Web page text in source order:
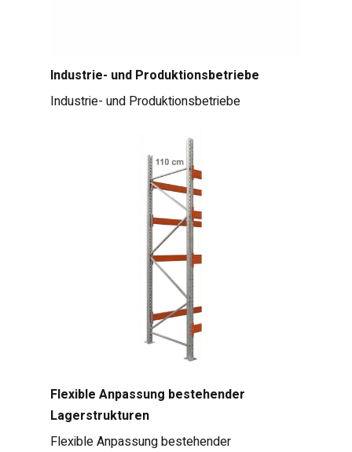
Industrie- und Produktionsbetriebe
Industrie- und Produktionsbetriebe
Flexible Anpassung bestehender
Lagerstrukturen
Flexible Anpassung bestehender